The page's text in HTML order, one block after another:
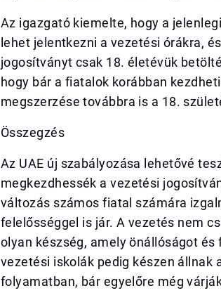
Az igazgató kiemelte, hogy a
lehet jelentkezni a vezetési órákra,
jogosítványt csak 18. életévük
hogy bár a fiatalok korábban
megszerzése továbbra is a 18.
Összegzés
Az UAE új szabályozása lehetővé
megkezdhessék a vezetési
változás számos fiatal számára
felelősséggel is jár. A vezetés nem
olyan készség, amely önállóságot
vezetési iskolák pedig készen állnak
folyamatban, bár egyelőre még